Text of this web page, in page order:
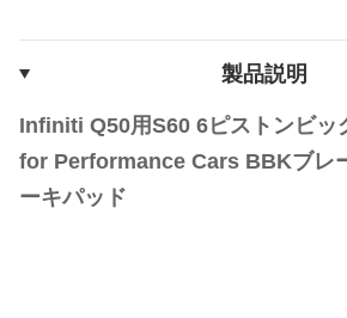
製品説明
Infiniti Q50用S60 6ピストンビッ
for Performance Cars BBKブレ
ーキパッド